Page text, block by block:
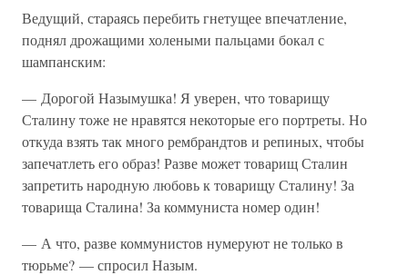
Ведущий, стараясь перебить гнетущее впечатление,
поднял дрожащими холеными пальцами бокал с
шампанским:
— Дорогой Назымушка! Я уверен, что товарищу
Сталину тоже не нравятся некоторые его портреты. Но
откуда взять так много рембрандтов и репиных, чтобы
запечатлеть его образ! Разве может товарищ Сталин
запретить народную любовь к товарищу Сталину! За
товарища Сталина! За коммуниста номер один!
— А что, разве коммунистов нумеруют не только в
тюрьме? — спросил Назым.